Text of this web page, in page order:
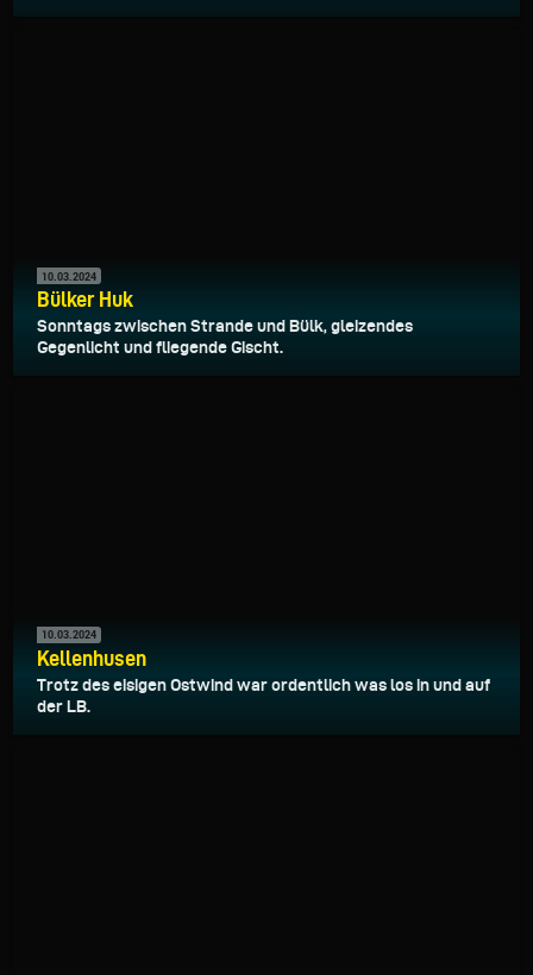
10.03.2024
Bülker Huk
Sonntags zwischen Strande und Bülk, gleizendes
Gegenlicht und fliegende Gischt.
10.03.2024
Kellenhusen
Trotz des eisigen Ostwind war ordentlich was los in und auf
der LB.